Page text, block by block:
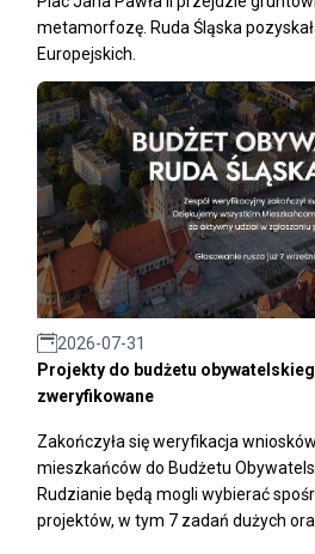
metamorfozę. Ruda Śląska
Europejskich.
2026-07-31
Projekty do budżetu
zweryfikowane
Zakończyła się weryfikacja
mieszkańców do Budżetu
Rudzianie będą mogli wybierać
projektów, w tym 7 zadań dużych